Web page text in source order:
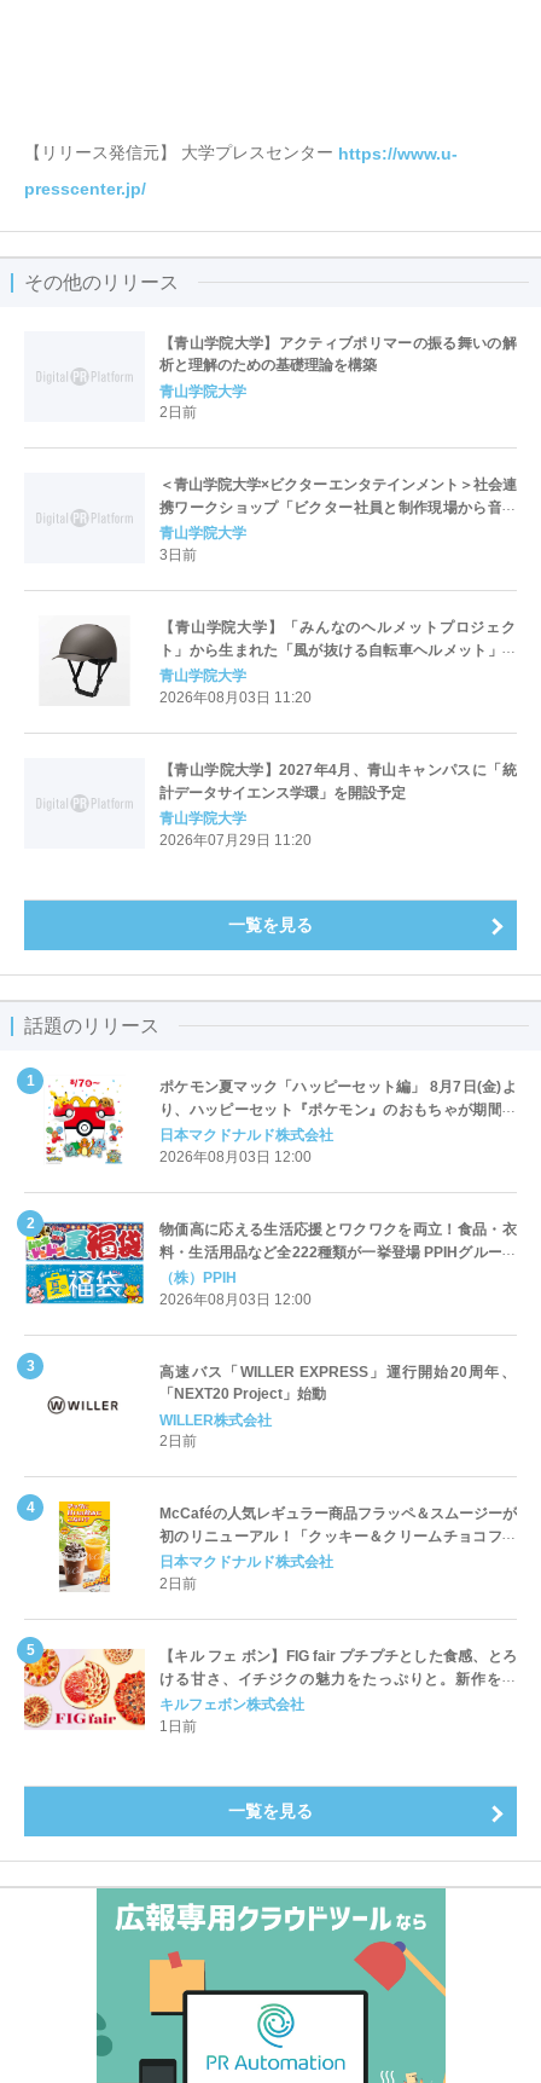
【リリース発信元】 大学プレスセンター https://www.u-
presscenter.jp/
その他のリリース
【青山学院大学】アクティブポリマーの振る舞いの解
析と理解のための基礎理論を構築
青山学院大学
2日前
＜青山学院大学×ビクターエンタテインメント＞社会連
携ワークショップ「ビクター社員と制作現場から音楽
ビジネスを学ぼう」を実施
青山学院大学
3日前
【青山学院大学】「みんなのヘルメットプロジェク
ト」から生まれた「風が抜ける自転車ヘルメット」を
無印良品が新発売
青山学院大学
2026年08月03日 11:20
【青山学院大学】2027年4月、青山キャンパスに「統
計データサイエンス学環」を開設予定
青山学院大学
2026年07月29日 11:20
一覧を見る
話題のリリース
ポケモン夏マック「ハッピーセット編」 8月7日(金)よ
り、ハッピーセット『ポケモン』のおもちゃが期間限
定登場
日本マクドナルド株式会社
2026年08月03日 12:00
物価高に応える生活応援とワクワクを両立！食品・衣
料・生活用品など全222種類が一挙登場 PPIHグループ
「夏福袋」＆セール 8月6日(木)より順次スタート
（株）PPIH
2026年08月03日 12:00
高速バス「WILLER EXPRESS」運行開始20周年、
「NEXT20 Project」始動
WILLER株式会社
2日前
McCaféの人気レギュラー商品フラッペ＆スムージーが
初のリニューアル！「クッキー＆クリームチョコフラ
ッペ」「マンゴースムージー」8月5日（水）から販売
開始
日本マクドナルド株式会社
2日前
【キル フェ ボン】FIG fair プチプチとした食感、とろ
ける甘さ、イチジクの魅力をたっぷりと。新作を含
め、イチジク尽くしの全4種が登場8月20日（木）スタ
ート
キルフェボン株式会社
1日前
一覧を見る